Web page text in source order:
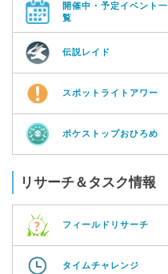
開催中・予定イベント一
覧
伝説レイド
スポットライトアワー
ポケストップおひろめ
リサーチ＆タスク情報
フィールドリサーチ
タイムチャレンジ